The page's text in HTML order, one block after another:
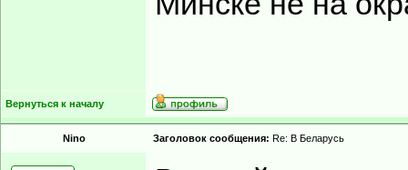
Вернуться к началу
Nino Заголовок сообщения: Re: В Беларусь